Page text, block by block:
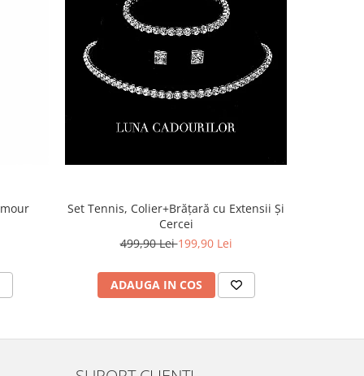
Set Tennis, Colier+Brățară cu Extensii Și
Cercei
499,90 Lei199,90 Lei
ADAUGA IN COS